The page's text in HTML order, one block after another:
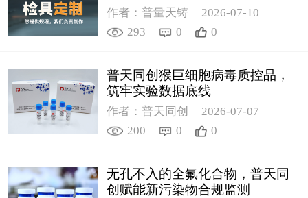
作者：普量天铸
2026-07-10
293
0 0
普天同创猴巨细胞病毒质控品，
筑牢实验数据底线
作者：普天同创
2026-07-07
200
0 0
无孔不入的全氟化合物，普天同
创赋能新污染物合规监测